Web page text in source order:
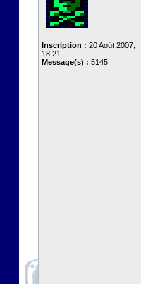
Inscription : 20 Août 2007,
18:21
Message(s) : 5145